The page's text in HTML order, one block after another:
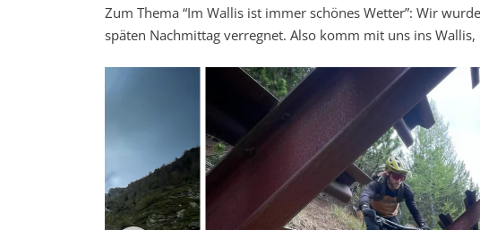
Zum Thema “Im Wallis ist immer schönes Wetter”: Wir
späten Nachmittag verregnet. Also komm mit uns ins Wallis,